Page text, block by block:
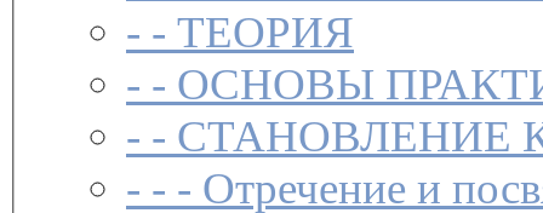
- - ТЕОРИЯ
- - ОСНОВЫ
- - СТАНОВЛЕНИЕ
- - - Отречение и